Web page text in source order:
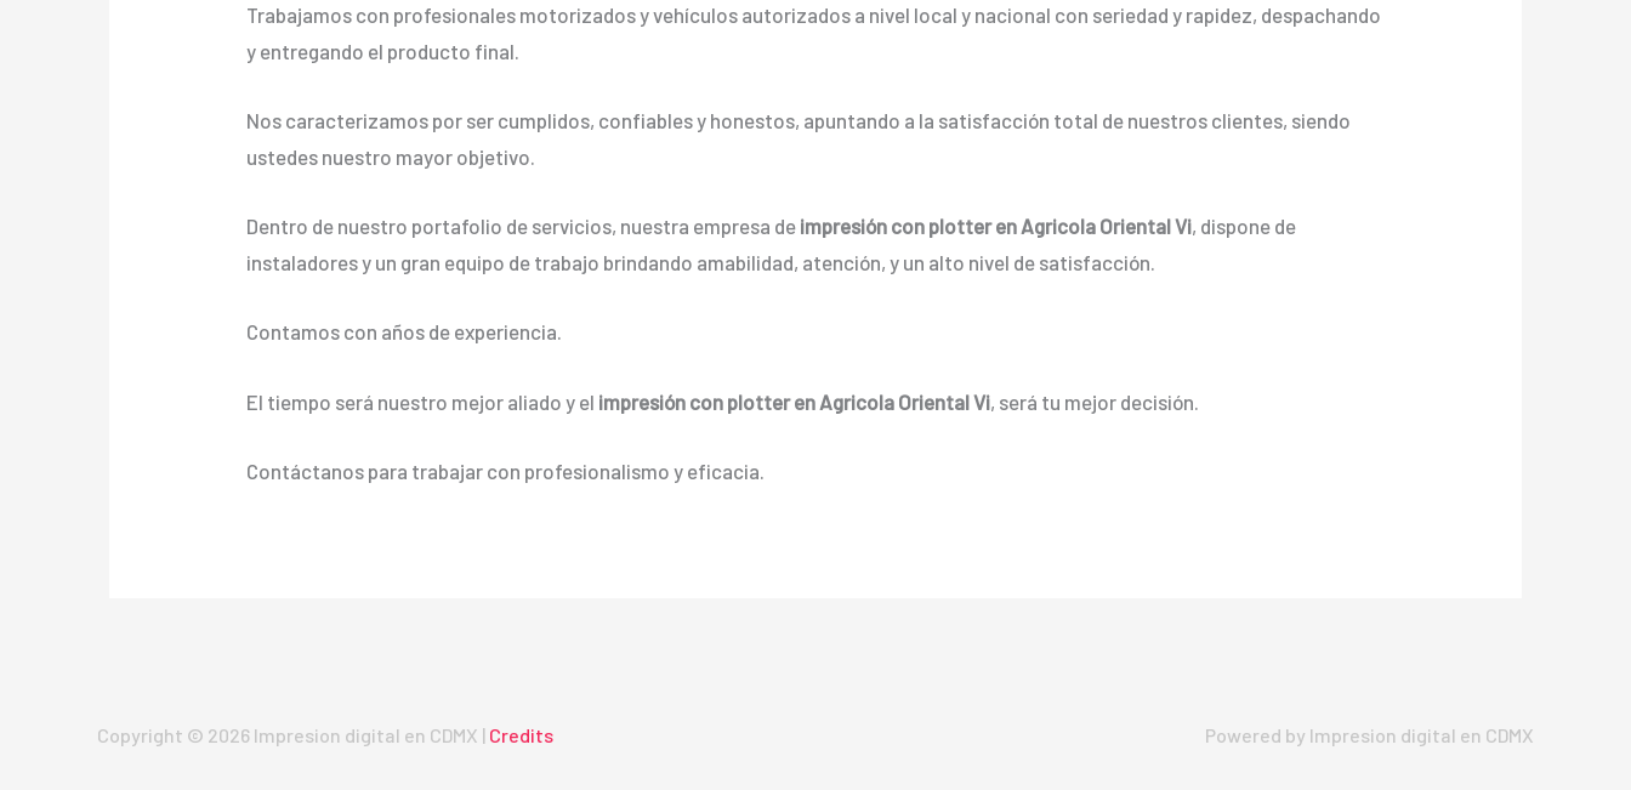
Trabajamos con profesionales motorizados y vehículos autorizados a nivel local y nacional con seriedad y rapidez, despachando
y entregando el producto final.
Nos caracterizamos por ser cumplidos, confiables y honestos, apuntando a la satisfacción total de nuestros clientes, siendo
ustedes nuestro mayor objetivo.
Dentro de nuestro portafolio de servicios, nuestra empresa de impresión con plotter en Agricola Oriental Vi, dispone de
instaladores y un gran equipo de trabajo brindando amabilidad, atención, y un alto nivel de satisfacción.
Contamos con años de experiencia.
El tiempo será nuestro mejor aliado y el impresión con plotter en Agricola Oriental Vi, será tu mejor decisión.
Contáctanos para trabajar con profesionalismo y eficacia.
Copyright © 2026 Impresion digital en CDMX | Credits Powered by Impresion digital en CDMX